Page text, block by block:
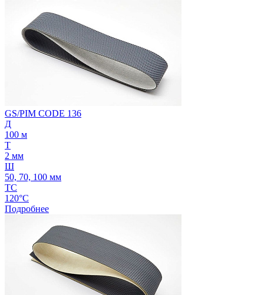
GS/PIM CODE 136
Д
100 м
Т
2 мм
Ш
50, 70, 100 мм
ТС
120°C
Подробнее